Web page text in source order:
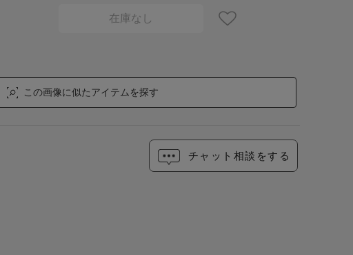
在庫なし
この画像に似たアイテムを探す
チャット相談をする